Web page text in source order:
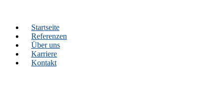
Startseite
Referenzen
Über uns
Karriere
Kontakt